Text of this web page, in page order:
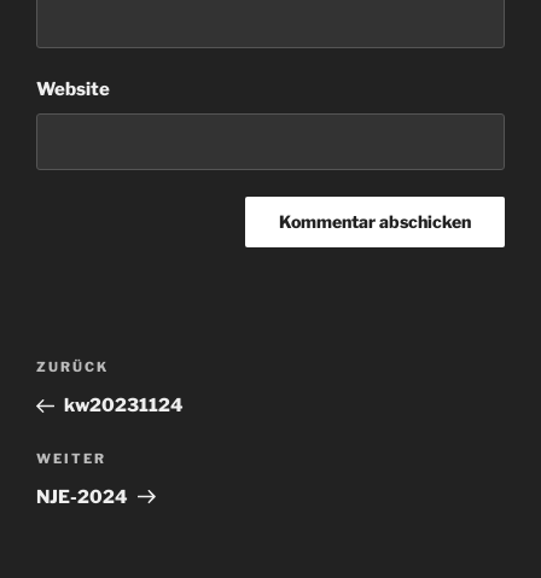
Website
Beitragsnavigation
Vorheriger
Beitrag
ZURÜCK
kw20231124
Nächster
Beitrag
WEITER
NJE-2024